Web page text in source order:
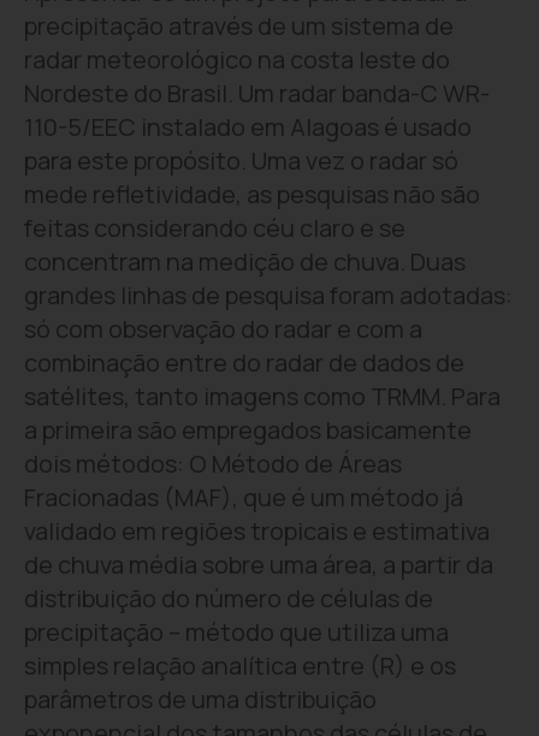
precipitação através de um sistema de
radar meteorológico na costa leste do
Nordeste do Brasil. Um radar banda-C WR-
110-5/EEC instalado em Alagoas é usado
para este propósito. Uma vez o radar só
mede refletividade, as pesquisas não são
feitas considerando céu claro e se
concentram na medição de chuva. Duas
grandes linhas de pesquisa foram adotadas:
só com observação do radar e com a
combinação entre do radar de dados de
satélites, tanto imagens como TRMM. Para
a primeira são empregados basicamente
dois métodos: O Método de Áreas
Fracionadas (MAF), que é um método já
validado em regiões tropicais e estimativa
de chuva média sobre uma área, a partir da
distribuição do número de células de
precipitação – método que utiliza uma
simples relação analítica entre (R) e os
parâmetros de uma distribuição